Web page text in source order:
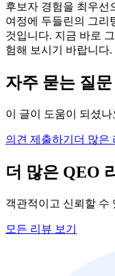
후보자 경험을 최우선
여정에 두들린의 그리
것입니다. 지금 바로
험해 보시기 바랍니다.
자주 묻는 질문
이 글이 도움이 되셨나
의견 제출하기 더 많은
더 많은 QEO
객관적이고 신뢰할 수
모든 리뷰 보기